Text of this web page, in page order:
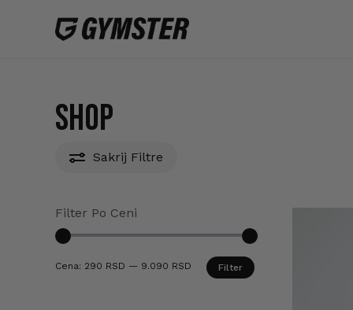
Shop
Sakrij Filtre
Filter Po Ceni
cena
cena
Filter
Cena: 290 RSD — 9.090 RSD